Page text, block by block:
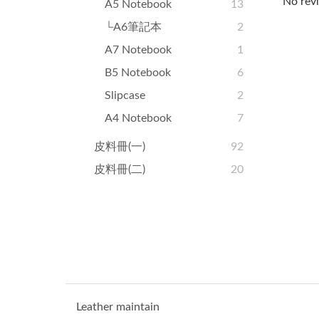
A5 Notebook
13
└A6筆記本
2
A7 Notebook
1
B5 Notebook
6
Slipcase
2
A4 Notebook
7
皮料冊(一)
92
皮料冊(二)
20
Leather maintain